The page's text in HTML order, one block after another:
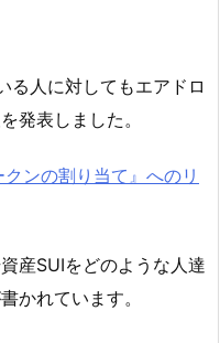
人に対してもエアドロ
発表しました。
ンの割り当て』へのリ
産SUIをどのような人達
かれています。